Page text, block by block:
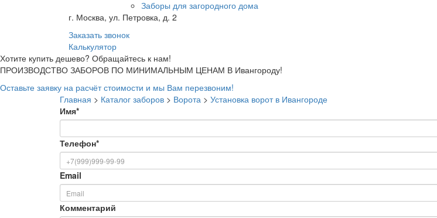
Заборы для загородного дома
г. Москва, ул. Петровка, д. 2
Заказать звонок
Калькулятор
Хотите купить дешево? Обращайтесь к нам!
ПРОИЗВОДСТВО ЗАБОРОВ ПО МИНИМАЛЬНЫМ ЦЕНАМ В Ивангороду!
Оставьте заявку на расчёт стоимости и мы Вам перезвоним!
Главная > Каталог заборов > Ворота > Установка ворот в Ивангороде
Имя*
Телефон*
Email
Комментарий